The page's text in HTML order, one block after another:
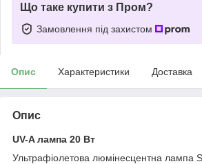
Що таке купити з Пром?
Замовлення під захистом
Опис Характеристики Доставка
Опис
UV-A лампа 20 Вт
Ультрафіолетова люмінесцентна лампа